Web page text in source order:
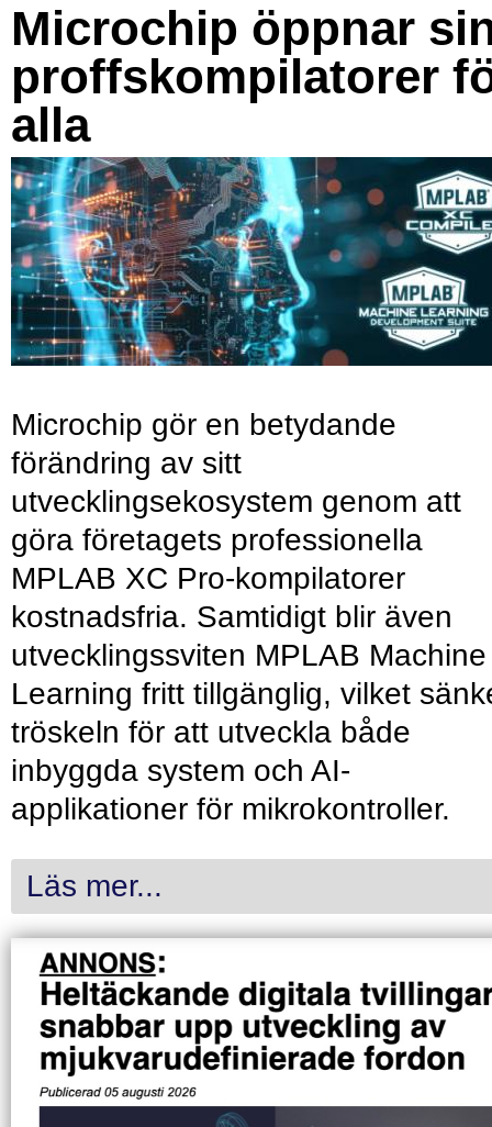
Microchip öppnar
proffskompilatorer
alla
Microchip gör en betydande
förändring av sitt
utvecklingsekosystem genom att
göra företagets professionella
MPLAB XC Pro-kompilatorer
kostnadsfria. Samtidigt blir även
utvecklingssviten MPLAB Machine
Learning fritt tillgänglig, vilket
tröskeln för att utveckla både
inbyggda system och AI-
applikationer för mikrokontroller.
Läs mer...